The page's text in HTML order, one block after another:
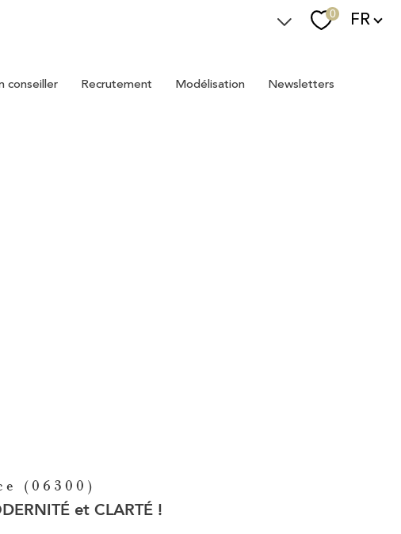
0 Langue
FR
conseiller recrutement modélisation newsletters
(06300)
et CLARTÉ !